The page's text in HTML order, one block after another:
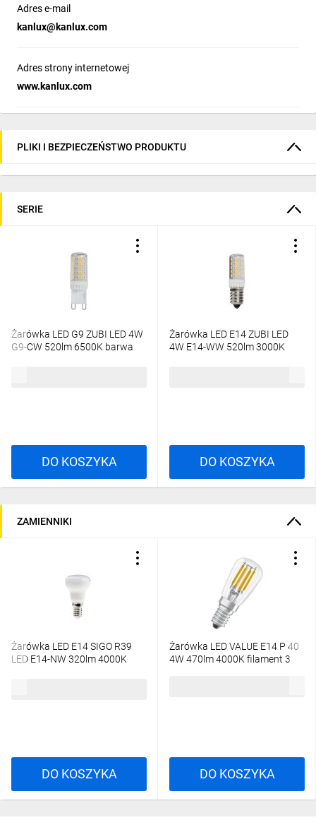
Adres e-mail
kanlux@kanlux.com
Adres strony internetowej
www.kanlux.com
PLIKI I BEZPIECZEŃSTWO PRODUKTU
SERIE
Żarówka LED G9 ZUBI LED 4W
G9-CW 520lm 6500K barwa
DO KOSZYKA
Żarówka LED E14 ZUBI LED
4W E14-WW 520lm 3000K
DO KOSZYKA
ZAMIENNIKI
Żarówka LED E14 SIGO R39
LED E14-NW 320lm 4000K
DO KOSZYKA
Żarówka LED VALUE E14 P 40
4W 470lm 4000K filament 3
DO KOSZYKA